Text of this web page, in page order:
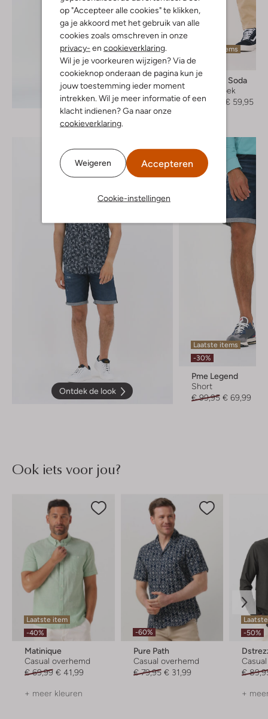
op "Accepteer alle cookies" te klikken,
ga je akkoord met het gebruik van alle
cookies zoals omschreven in onze
privacy- en cookieverklaring
Wil je je voorkeuren wijzigen? Via de
cookieknop onderaan de pagina kun je
jouw toestemming ieder moment
intrekken. Wil je meer informatie of een
klacht indienen? Ga naar onze
cookieverklaring
Weigeren Accepteren
Cookie-instellingen
Ontdek de look
Laatste items
-50%
Scotch & Soda
Cargobroek
€ 119,95
€ 59,95
Ontdek de look
Laatste items
-30%
Pme Legend
Short
€ 99,95 € 69,99
Ook iets voor jou?
Laatste item
-40%
Matinique
Casual overhemd
€ 69,99 € 41,99
+ meer kleuren
-60%
Pure Path
Casual overhemd
€ 79,95 € 31,99
-50%
€
+